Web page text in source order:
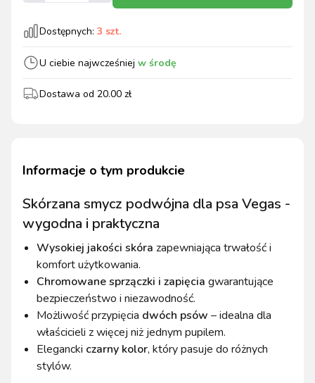
Dostępnych: 3 szt.
U ciebie najwcześniej w środę
Dostawa od 20.00 zł
Informacje o tym produkcie
Skórzana smycz podwójna dla psa Vegas -
wygodna i praktyczna
Wysokiej jakości skóra zapewniająca trwałość i
komfort użytkowania.
Chromowane sprzączki i zapięcia gwarantujące
bezpieczeństwo i niezawodność.
Możliwość przypięcia dwóch psów – idealna dla
właścicieli z więcej niż jednym pupilem.
Elegancki czarny kolor, który pasuje do różnych
stylów.